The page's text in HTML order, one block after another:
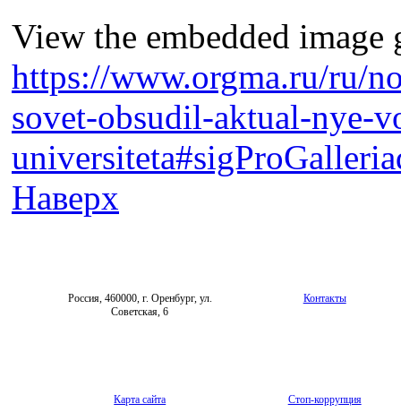
View the embedded
https://www.orgma.ru/ru/
sovet-obsudil-aktual-nye-
Наверх
Россия, 460000, г. Оренбург, ул.
Советская, 6
Контакты
Карта сайта Стоп-коррупция